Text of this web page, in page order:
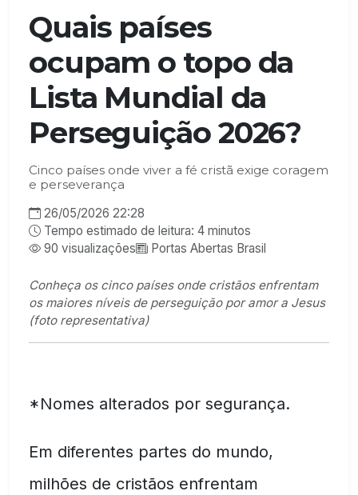
Quais países
ocupam o topo da
Lista Mundial da
Perseguição 2026?
Cinco países onde viver a fé cristã exige coragem
e perseverança
26/05/2026 22:28
Tempo estimado de leitura: 4 minutos
90 visualizações
Portas Abertas Brasil
Conheça os cinco países onde cristãos enfrentam
os maiores níveis de perseguição por amor a Jesus
(foto representativa)
*Nomes alterados por segurança.
Em diferentes partes do mundo,
milhões de cristãos enfrentam